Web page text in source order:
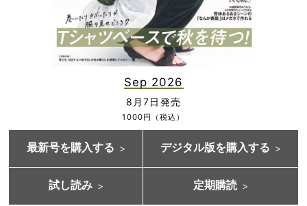
Sep 2026
8月7日発売
1000円（税込）
最新号を購入する デジタル版を購入する
試し読み 定期購読